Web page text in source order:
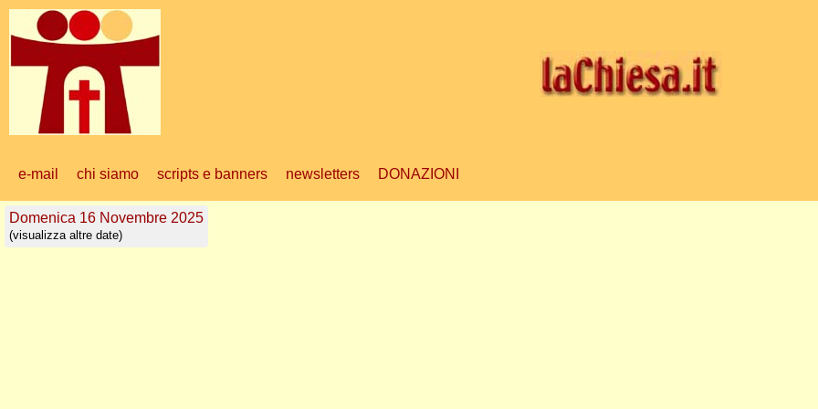
e-mail chi siamo scripts e banners newsletters DONAZIONI
Domenica 16 Novembre 2025
(visualizza altre date)